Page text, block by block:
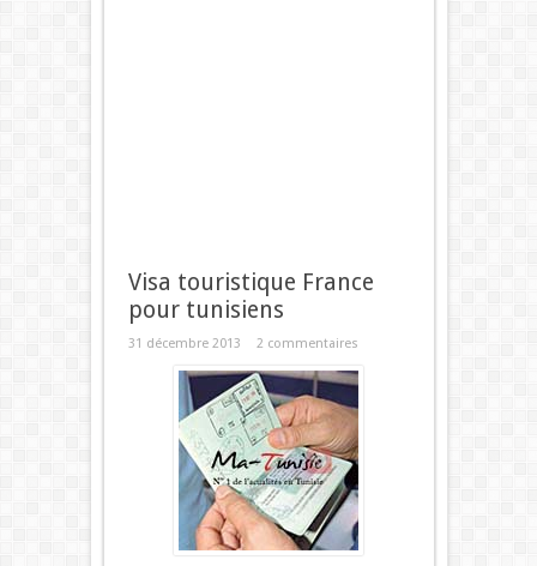
Visa touristique France
pour tunisiens
31 décembre 2013 2 commentaires